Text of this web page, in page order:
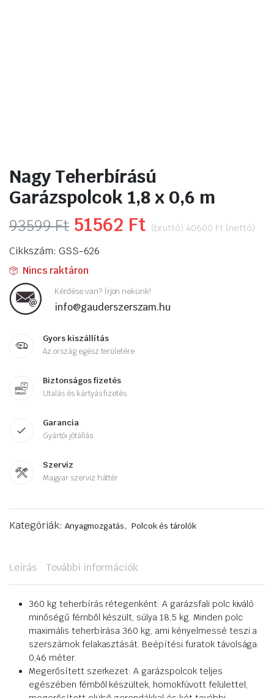
Nagy Teherbírású
Garázspolcok 1,8 x 0,6 m
93599Ft Original
price
was:
93599 Ft.
51562 Ft Current
51562 Ft.
(bruttó)40600 Ft (nettó)
Cikkszám: GSS-626
Nincs raktáron
Kérdése van? Írjon nekünk!
info@gauderszerszam.hu
Gyors kiszállítás
Az ország egész területére
Biztonságos fizetés
Utalás és kártyás fizetés.
Garancia
Gyártói jótállás
Szerviz
Magyar szerviz háttér
Kategóriák: Anyagmozgatás, Polcok és tárolók
Leírás További információk
360 kg teherbírás rétegenként: A garázsfali polc kiváló
minőségű fémből készült, súlya 18,5 kg. Minden polc
maximális teherbírása 360 kg, ami kényelmessé teszi a
szerszámok felakasztását. Beépítési furatok távolsága:
0,46 méter.
Megerősített szerkezet: A garázspolcok teljes
egészében fémből készültek, homokfúvott felülettel,